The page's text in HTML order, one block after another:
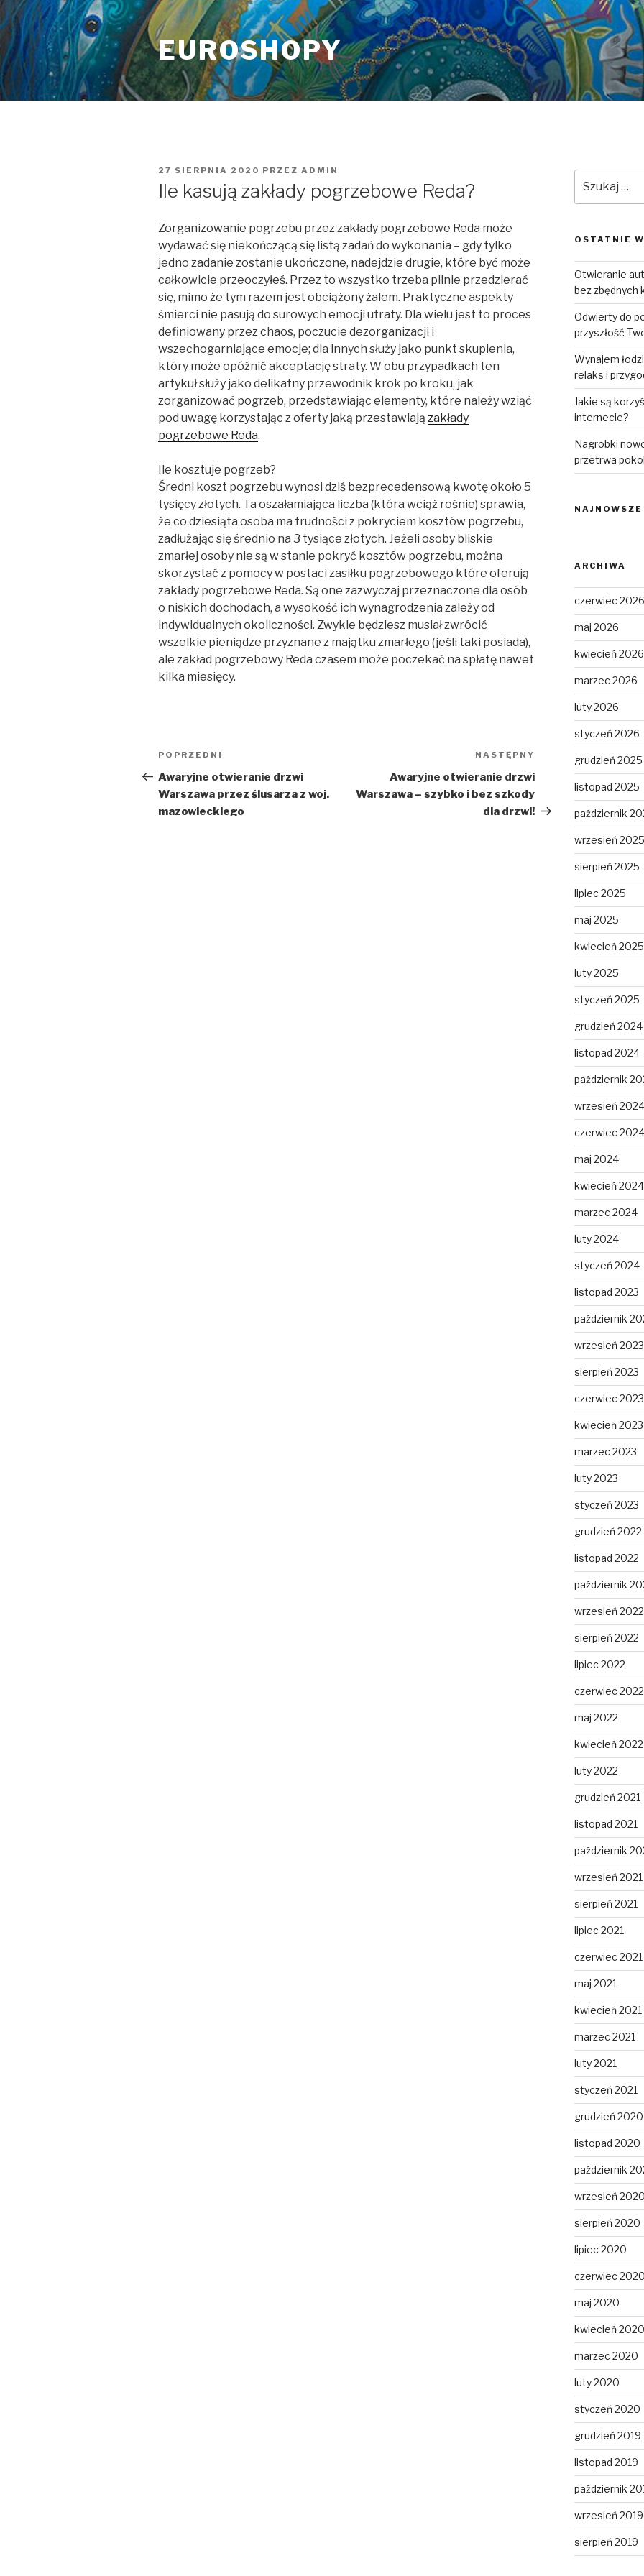
Przeskocz
do
treści
EUROSHOPY
OPUBLIKOWANE
27 SIERPNIA 2020 PRZEZ ADMIN
Ile kasują zakłady pogrzebowe Reda?
Zorganizowanie pogrzebu przez zakłady pogrzebowe Reda może
wydawać się niekończącą się listą zadań do wykonania – gdy tylko
jedno zadanie zostanie ukończone, nadejdzie drugie, które być może
całkowicie przeoczyłeś. Przez to wszystko trzeba pilnie przedzierać
się, mimo że tym razem jest obciążony żalem. Praktyczne aspekty
śmierci nie pasują do surowych emocji utraty. Dla wielu jest to proces
definiowany przez chaos, poczucie dezorganizacji i
wszechogarniające emocje; dla innych służy jako punkt skupienia,
który może opóźnić akceptację straty. W obu przypadkach ten
artykuł służy jako delikatny przewodnik krok po kroku, jak
zorganizować pogrzeb, przedstawiając elementy, które należy wziąć
pod uwagę korzystając z oferty jaką przestawiają zakłady
pogrzebowe Reda.
Ile kosztuje pogrzeb?
Średni koszt pogrzebu wynosi dziś bezprecedensową kwotę około 5
tysięcy złotych. Ta oszałamiająca liczba (która wciąż rośnie) sprawia,
że ​​co dziesiąta osoba ma trudności z pokryciem kosztów pogrzebu,
zadłużając się średnio na 3 tysiące złotych. Jeżeli osoby bliskie
zmarłej osoby nie są w stanie pokryć kosztów pogrzebu, można
skorzystać z pomocy w postaci zasiłku pogrzebowego które oferują
zakłady pogrzebowe Reda. Są one zazwyczaj przeznaczone dla osób
o niskich dochodach, a wysokość ich wynagrodzenia zależy od
indywidualnych okoliczności. Zwykle będziesz musiał zwrócić
wszelkie pieniądze przyznane z majątku zmarłego (jeśli taki posiada),
ale zakład pogrzebowy Reda czasem może poczekać na spłatę nawet
kilka miesięcy.
Nawigacja
wpisu
Poprzedni
wpis
POPRZEDNI
Awaryjne otwieranie drzwi
Warszawa przez ślusarza z woj.
mazowieckiego
Następny
wpis
NASTĘPNY
Awaryjne otwieranie drzwi
Warszawa – szybko i bez szkody
dla drzwi!
OSTATNIE
Otwieranie
bez
Odwierty do
przyszłość
Wynajem
relaks i
Jakie są
internecie?
Nagrobki
przetrwa
ARCHIWA
czerwiec 2026
maj 2026
kwiecień 2026
marzec 2026
luty 2026
styczeń 2026
grudzień 2025
listopad 2025
październik
wrzesień 2025
sierpień 2025
lipiec 2025
maj 2025
kwiecień 2025
luty 2025
styczeń 2025
grudzień 2024
listopad 2024
październik
wrzesień 2024
czerwiec 2024
maj 2024
kwiecień 2024
marzec 2024
luty 2024
styczeń 2024
listopad 2023
październik
wrzesień 2023
sierpień 2023
czerwiec 2023
kwiecień 2023
marzec 2023
luty 2023
styczeń 2023
grudzień 2022
listopad 2022
październik
wrzesień 2022
sierpień 2022
lipiec 2022
czerwiec 2022
maj 2022
kwiecień 2022
luty 2022
grudzień 2021
listopad 2021
październik
wrzesień 2021
sierpień 2021
lipiec 2021
czerwiec 2021
maj 2021
kwiecień 2021
marzec 2021
luty 2021
styczeń 2021
grudzień 2020
listopad 2020
październik
wrzesień
sierpień 2020
lipiec 2020
czerwiec
maj 2020
kwiecień 2020
marzec 2020
luty 2020
styczeń 2020
grudzień 2019
listopad 2019
październik
wrzesień 2019
sierpień 2019